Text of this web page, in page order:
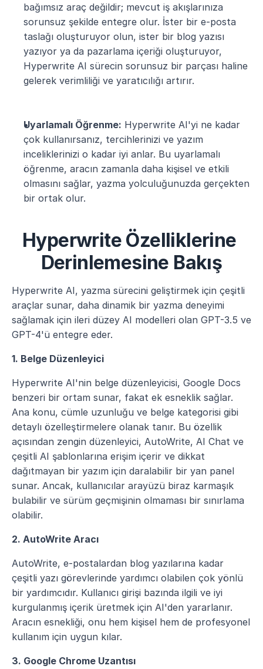
bağımsız araç değildir; mevcut iş akışlarınıza
sorunsuz şekilde entegre olur. İster bir e-posta
taslağı oluşturuyor olun, ister bir blog yazısı
yazıyor ya da pazarlama içeriği oluşturuyor,
Hyperwrite AI sürecin sorunsuz bir parçası haline
gelerek verimliliği ve yaratıcılığı artırır.
Uyarlamalı Öğrenme: Hyperwrite AI'yi ne kadar
çok kullanırsanız, tercihlerinizi ve yazım
inceliklerinizi o kadar iyi anlar. Bu uyarlamalı
öğrenme, aracın zamanla daha kişisel ve etkili
olmasını sağlar, yazma yolculuğunuzda gerçekten
bir ortak olur.
Hyperwrite Özelliklerine
Derinlemesine Bakış
Hyperwrite AI, yazma sürecini geliştirmek için çeşitli
araçlar sunar, daha dinamik bir yazma deneyimi
sağlamak için ileri düzey AI modelleri olan GPT-3.5 ve
GPT-4'ü entegre eder.
1. Belge Düzenleyici
Hyperwrite AI'nin belge düzenleyicisi, Google Docs
benzeri bir ortam sunar, fakat ek esneklik sağlar.
Ana konu, cümle uzunluğu ve belge kategorisi gibi
detaylı özelleştirmelere olanak tanır. Bu özellik
açısından zengin düzenleyici, AutoWrite, AI Chat ve
çeşitli AI şablonlarına erişim içerir ve dikkat
dağıtmayan bir yazım için daralabilir bir yan panel
sunar. Ancak, kullanıcılar arayüzü biraz karmaşık
bulabilir ve sürüm geçmişinin olmaması bir sınırlama
olabilir.
2. AutoWrite Aracı
AutoWrite, e-postalardan blog yazılarına kadar
çeşitli yazı görevlerinde yardımcı olabilen çok yönlü
bir yardımcıdır. Kullanıcı girişi bazında ilgili ve iyi
kurgulanmış içerik üretmek için AI'den yararlanır.
Aracın esnekliği, onu hem kişisel hem de profesyonel
kullanım için uygun kılar.
3. Google Chrome Uzantısı